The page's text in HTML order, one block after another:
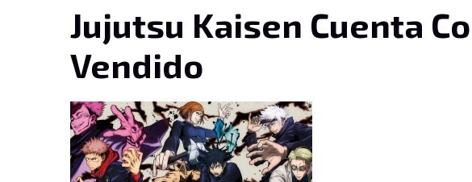
Jujutsu Kaisen Cuenta
Vendido